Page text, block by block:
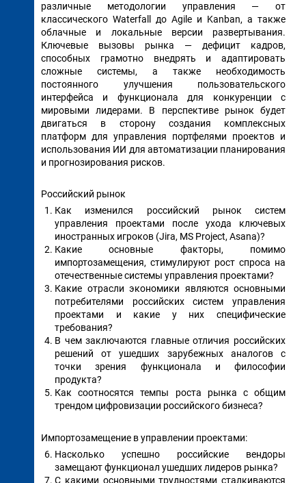
различные методологии управления — от
классического Waterfall до Agile и Kanban, а также
облачные и локальные версии развертывания.
Ключевые вызовы рынка — дефицит кадров,
способных грамотно внедрять и адаптировать
сложные системы, а также необходимость
постоянного улучшения пользовательского
интерфейса и функционала для конкуренции с
мировыми лидерами. В перспективе рынок будет
двигаться в сторону создания комплексных
платформ для управления портфелями проектов и
использования ИИ для автоматизации планирования
и прогнозирования рисков.
Российский рынок
Как изменился российский рынок систем
управления проектами после ухода ключевых
иностранных игроков (Jira, MS Project, Asana)?
Какие основные факторы, помимо
импортозамещения, стимулируют рост спроса на
отечественные системы управления проектами?
Какие отрасли экономики являются основными
потребителями российских систем управления
проектами и какие у них специфические
требования?
В чем заключаются главные отличия российских
решений от ушедших зарубежных аналогов с
точки зрения функционала и философии
продукта?
Как соотносятся темпы роста рынка с общим
трендом цифровизации российского бизнеса?
Импортозамещение в управлении проектами:
Насколько успешно российские вендоры
замещают функционал ушедших лидеров рынка?
С какими основными трудностями сталкиваются